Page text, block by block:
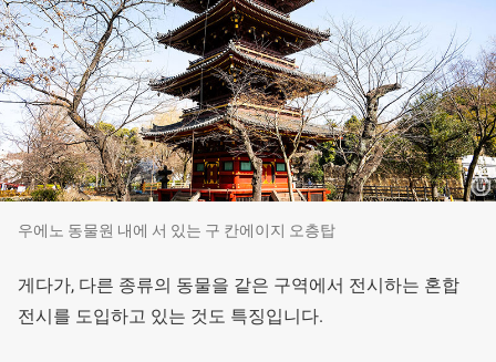
우에노 동물원 내에 서 있는 구 칸에이지 오층탑
게다가, 다른 종류의 동물을 같은 구역에서 전시하는 혼합
전시를 도입하고 있는 것도 특징입니다.